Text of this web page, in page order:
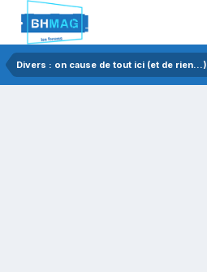
Divers : on cause de tout ici (et de rien...)